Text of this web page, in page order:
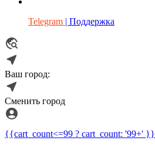
Telegram | Поддержка
Ваш город:
Сменить город
{{cart_count<=99 ? cart_count: '99+' }}